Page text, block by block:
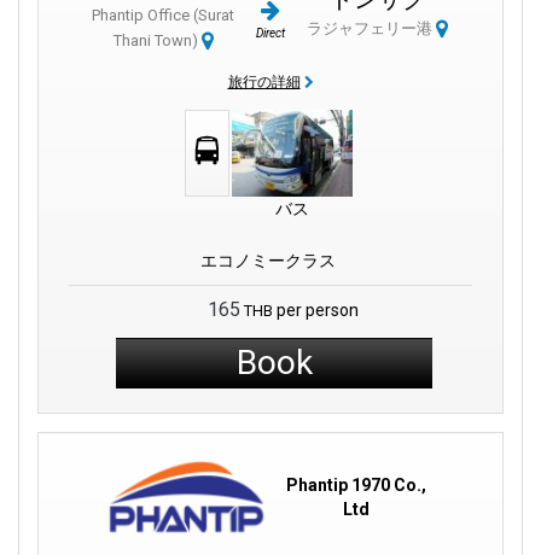
Phantip Office (Surat
Thani Town)
Direct ラジャフェリー港
旅行の詳細
バス
エコノミークラス
165 THB per person
Book
Phantip 1970 Co.,
Ltd